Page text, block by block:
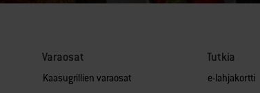
Varaosat
Kaasugrillien varaosat
Tutkia
e-lahjakortti